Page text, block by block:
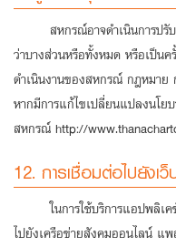
สหกรณ์อาจดำเนินการป
ว่าบางส่วนหรือทั้งหมด หรือเป็น
ดำเนินงานของสหกรณ์ กฎหมาย
หากมีการแก้ไขเปลี่ยนแปลงนโย
สหกรณ์ http://
12. การเชื่อมต่อไปยังเ
ในการใช้บริการแอปพลิเ
ไปยังเครือข่ายสังคมออนไลน์ แ